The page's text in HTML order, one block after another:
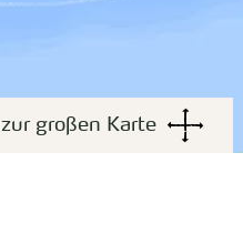
zur großen Karte